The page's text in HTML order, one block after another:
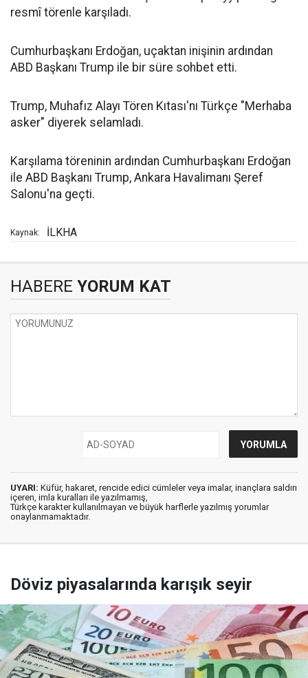
resmî törenle karşıladı.
Cumhurbaşkanı Erdoğan, uçaktan inişinin ardından
ABD Başkanı Trump ile bir süre sohbet etti.
Trump, Muhafız Alayı Tören Kıtası'nı Türkçe "Merhaba
asker" diyerek selamladı.
Karşılama töreninin ardından Cumhurbaşkanı Erdoğan
ile ABD Başkanı Trump, Ankara Havalimanı Şeref
Salonu'na geçti.
Kaynak: İLKHA
HABERE YORUM KAT
UYARI: Küfür, hakaret, rencide edici cümleler veya imalar, inançlara saldırı
içeren, imla kuralları ile yazılmamış,
Türkçe karakter kullanılmayan ve büyük harflerle yazılmış yorumlar
onaylanmamaktadır.
Döviz piyasalarında karışık seyir